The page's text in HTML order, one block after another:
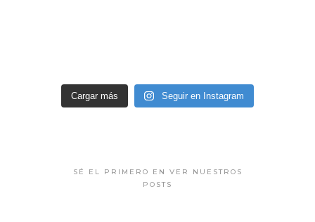
Cargar más Seguir en Instagram
SÉ EL PRIMERO EN VER NUESTROS
POSTS